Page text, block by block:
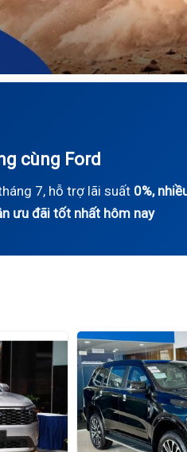
cùng Ford
7, hỗ trợ lãi suất 0%,
ưu đãi tốt nhất hôm nay